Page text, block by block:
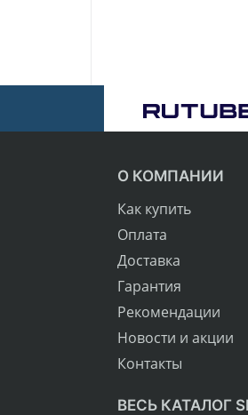
О КОМПАНИИ
Как купить
Оплата
Доставка
Гарантия
Рекомендации
Новости и акции
Контакты
ВЕСЬ КАТАЛОГ